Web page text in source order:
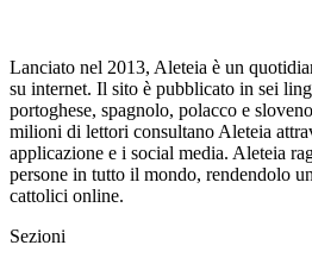
Lanciato nel 2013, Aleteia è un
su internet. Il sito è pubblicato in sei
portoghese, spagnolo, polacco e
milioni di lettori consultano Aleteia
applicazione e i social media. Aleteia
persone in tutto il mondo, rendendolo
cattolici online.
Sezioni